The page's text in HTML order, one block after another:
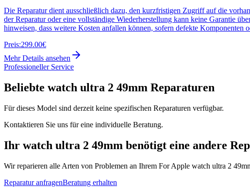
Die Reparatur dient ausschließlich dazu, den kurzfristigen Zugriff auf die
der Reparatur oder eine vollständige Wiederherstellung kann keine Garantie
hinweisen, dass weitere Kosten anfallen können, sofern defekte Komponenten
Preis:299.00€
Mehr Details ansehen
Professioneller Service
Beliebte watch ultra 2 49mm Reparaturen
Für dieses Model sind derzeit keine spezifischen Reparaturen verfügbar.
Kontaktieren Sie uns für eine individuelle Beratung.
Ihr watch ultra 2 49mm benötigt eine andere
Wir reparieren alle Arten von Problemen an Ihrem For Apple watch ultra 2
Reparatur anfragenBeratung erhalten